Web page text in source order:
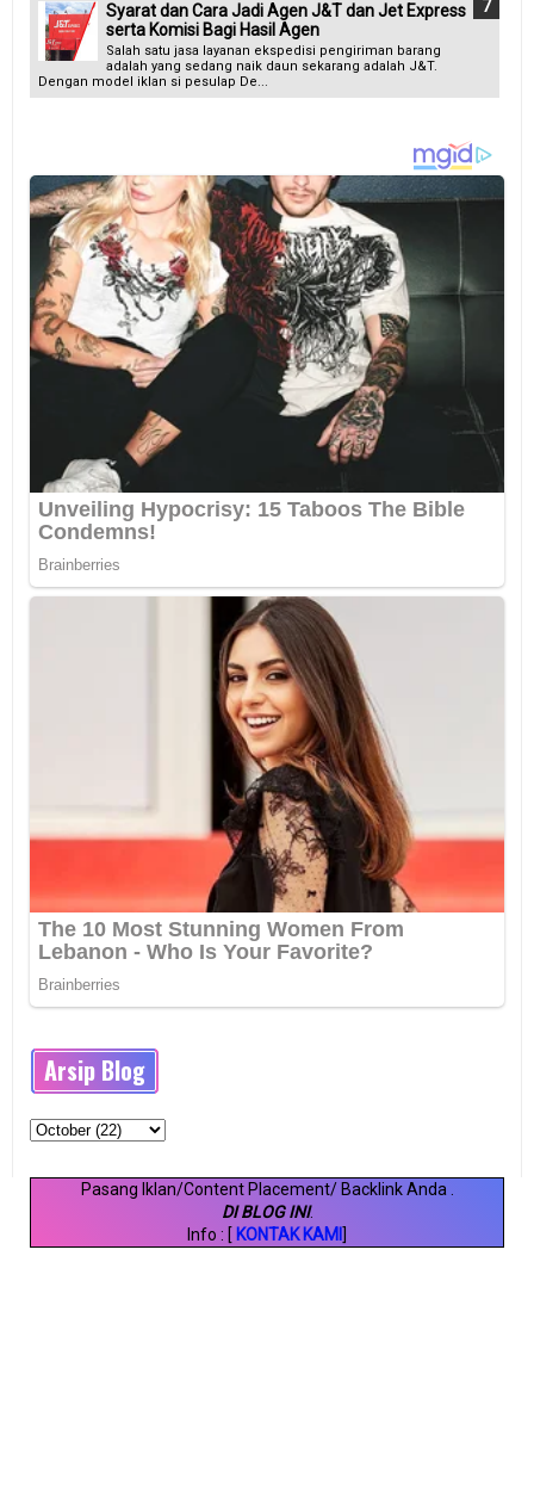
Syarat dan Cara Jadi Agen J&T dan Jet Express
serta Komisi Bagi Hasil Agen
Salah satu jasa layanan ekspedisi pengiriman barang
adalah yang sedang naik daun sekarang adalah J&T.
Dengan model iklan si pesulap De...
Arsip Blog
Pasang Iklan/Content Placement/ Backlink Anda
DI BLOG INI.
Info : [ KONTAK KAMI ]